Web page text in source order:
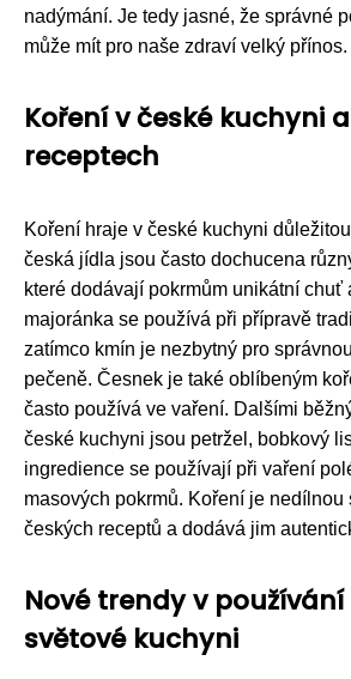
nadýmání. Je tedy jasné, že správné
může mít pro naše zdraví velký přínos.
Koření v české kuchyni
receptech
Koření hraje v české kuchyni
česká jídla jsou často dochucena
které dodávají pokrmům unikátní chuť
majoránka se používá při přípravě
zatímco kmín je nezbytný pro
pečeně. Česnek je také oblíbeným
často používá ve vaření. Dalšími
české kuchyni jsou petržel, bobkový
ingredience se používají při vaření
masových pokrmů. Koření je nedílnou
českých receptů a dodává jim
Nové trendy v používání
světové kuchyni